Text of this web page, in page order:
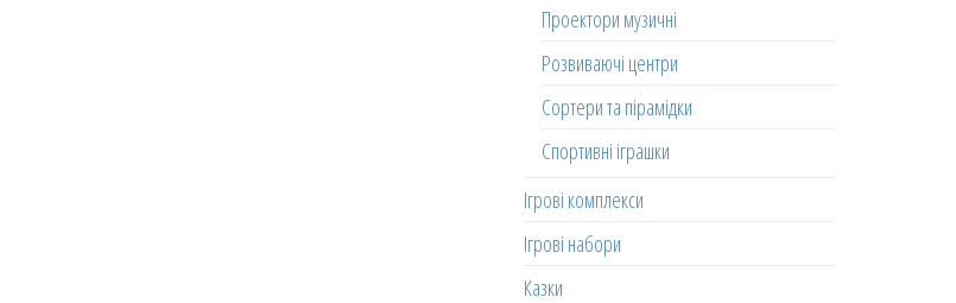
Проектори музичні
Розвиваючі центри
Сортери та пірамідки
Спортивні іграшки
Ігрові комплекси
Ігрові набори
Казки